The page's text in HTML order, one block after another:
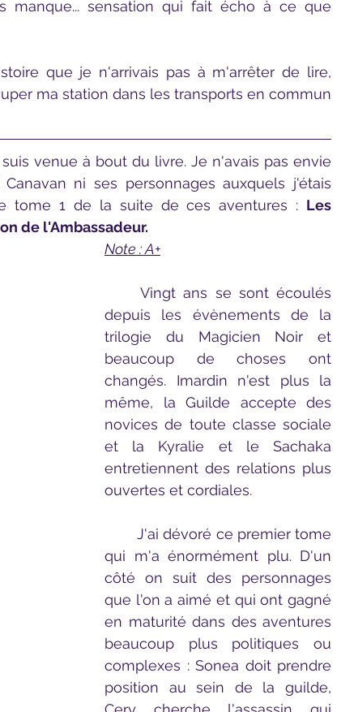
manque... sensation qui fait écho à ce que
que je n'arrivais pas à m'arrêter de lire,
ma station dans les transports en commun
ni ses personnages auxquels j'étais
tome 1 de la suite de ces aventures : Les
de l'Ambassadeur.
Note : A+
	Vingt ans se sont écoulés
depuis les évènements de la
trilogie du Magicien Noir et
beaucoup de choses ont
changés. Imardin n'est plus la
même, la Guilde accepte des
novices de toute classe sociale
et la Kyralie et le Sachaka
entretiennent des relations plus
ouvertes et cordiales.
	J'ai dévoré ce premier tome
qui m'a énormément plu. D'un
côté on suit des personnages
que l'on a aimé et qui ont gagné
en maturité dans des aventures
beaucoup plus politiques ou
complexes : Sonea doit prendre
position au sein de la guilde,